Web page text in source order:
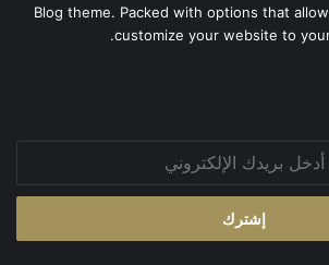
Blog theme. Packed with options that
customize your website to